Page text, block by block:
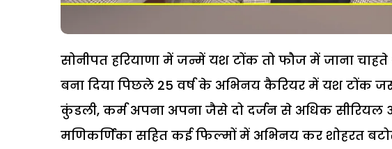
सोनीपत हरियाणा में जन्में यश टोंक तो फौज में जाना
बना दिया पिछले 25 वर्ष के अभिनय कैरियर में यश टोंक
कुंडली, कर्म अपना अपना जैसे दो दर्जन से अधिक
मणिकर्णिका सहित कई फिल्मों में अभिनय कर शोहरत